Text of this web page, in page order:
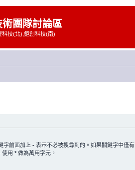
團隊討論區
科技(北),鉅創科技(南)
字前面加上 - 表示不必被搜尋到的。如果關鍵字中僅有
使用 * 做為萬用字元。